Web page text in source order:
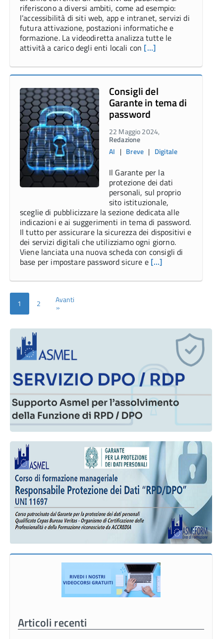
riferiscono a diversi ambiti, come ad esempio:
l’accessibilità di siti web, app e intranet, servizi di
futura attivazione, postazioni informatiche e
formazione. La videodiretta analizza tutte le
attività a carico degli enti locali con […]
Consigli del
Garante in tema di
password
22 Maggio 2024,
Redazione
AI | Breve| Digitale
Il Garante per la
protezione dei dati
personali, sul proprio
sito istituzionale,
sceglie di pubblicizzare la sezione dedicata alle
indicazioni e ai suggerimenti in tema di password.
Il tutto per assicurare la sicurezza dei dispositivi e
dei servizi digitali che utilizziamo ogni giorno.
Viene lanciata una nuova scheda con consigli di
base per impostare password sicure e […]
1 2 Avanti
»
Articoli recenti